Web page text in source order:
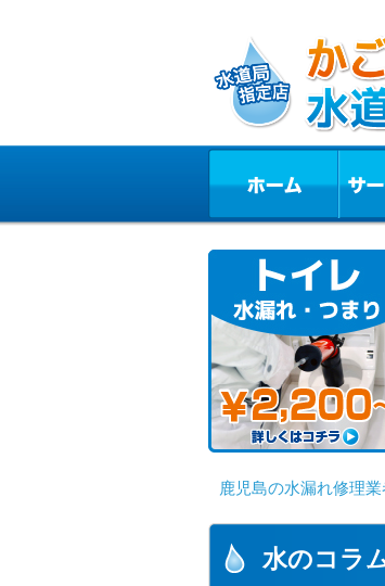
鹿児島の水漏れ修理
水のコラ